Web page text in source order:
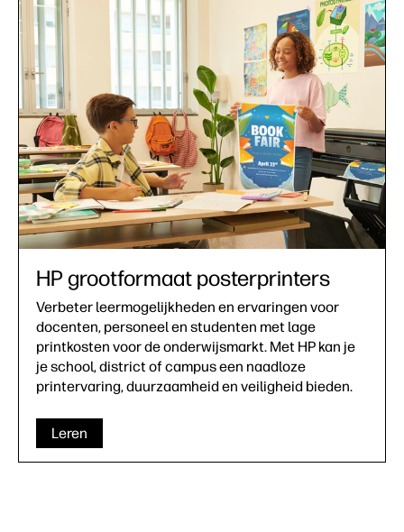
HP grootformaat posterprinters
Verbeter leermogelijkheden en ervaringen voor
docenten, personeel en studenten met lage
printkosten voor de onderwijsmarkt. Met HP kan je
je school, district of campus een naadloze
printervaring, duurzaamheid en veiligheid bieden.
Leren